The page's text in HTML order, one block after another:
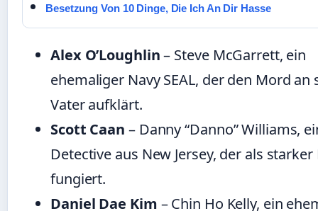
Besetzung Von 10 Dinge, Die Ich An Dir Hasse
Alex O’Loughlin– Steve McGarrett, ein
ehemaliger Navy SEAL, der den Mord an
Vater aufklärt.
Scott Caan – Danny “Danno” Williams,
Detective aus New Jersey, der als
fungiert.
Daniel Dae Kim – Chin Ho Kelly, ein